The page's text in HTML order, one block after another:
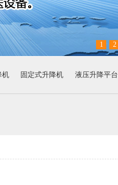
1 2
机 固定式升降机 液压升降平台